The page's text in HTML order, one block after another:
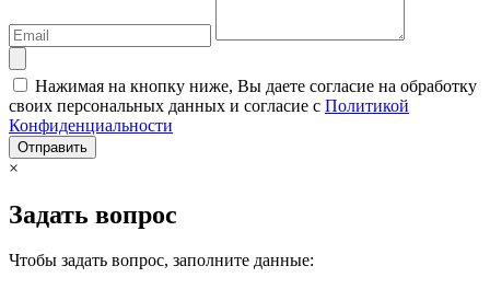
Нажимая на кнопку ниже, Вы даете согласие на обработку
своих персональных данных и согласие с Политикой
Конфиденциальности
Отправить
×
Задать вопрос
Чтобы задать вопрос, заполните данные: